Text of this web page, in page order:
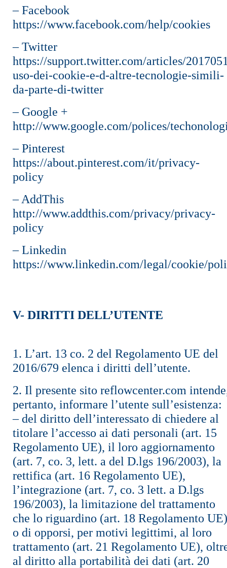
– Facebook
https://www.facebook.com/help/cookies
– Twitter
https://support.twitter.com/articles/
uso-dei-cookie-e-d-altre-tecnologie-simili-
da-parte-di-twitter
– Google +
http://www.google.com/polices/
– Pinterest
https://about.pinterest.com/it/privacy-
policy
– AddThis
http://www.addthis.com/privacy/privacy-
policy
– Linkedin
https://www.linkedin.com/legal/cookie/
V- DIRITTI DELL’UTENTE
1. L’art. 13 co. 2 del Regolamento UE del
2016/679 elenca i diritti dell’utente.
2. Il presente sito reflowcenter.com
pertanto, informare l’utente sull’esistenza:
– del diritto dell’interessato di chiedere al
titolare l’accesso ai dati personali (art. 15
Regolamento UE), il loro aggiornamento
(art. 7, co. 3, lett. a del D.lgs 196/2003), la
rettifica (art. 16 Regolamento UE),
l’integrazione (art. 7, co. 3 lett. a D.lgs
196/2003), la limitazione del trattamento
che lo riguardino (art. 18 Regolamento UE)
o di opporsi, per motivi legittimi, al loro
trattamento (art. 21 Regolamento UE),
al diritto alla portabilità dei dati (art. 20